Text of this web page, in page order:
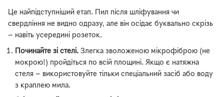
Це найпідступніший етап. Пил після шліфування чи
свердління не видно одразу, але він осідає буквально скрізь
— навіть усередині розеток.
Починайте зі стелі. Злегка зволоженою мікрофіброю (не
мокрою!) пройдіться по всій площині. Якщо є натяжна
стеля — використовуйте тільки спеціальний засіб або воду
з краплею мила.